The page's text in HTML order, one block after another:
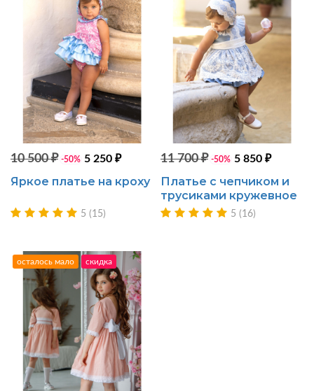
10 500 ₽ -50% 5 250 ₽
Яркое платье на кроху
5 (15)
11 700 ₽ -50% 5 850 ₽
Платье с чепчиком и
трусиками кружевное
5 (16)
осталось мало скидка